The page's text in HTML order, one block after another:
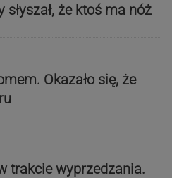
słyszał, że ktoś ma nóż
Okazało się, że
trakcie wyprzedzania.